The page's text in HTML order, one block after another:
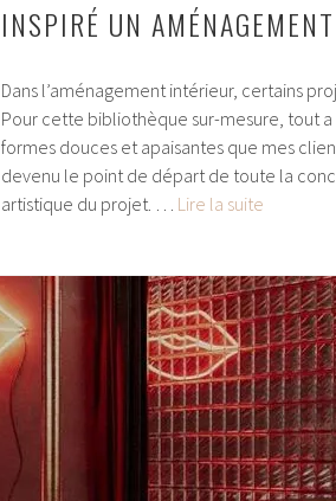
INSPIRÉ UN
Dans l’aménagement intérieur, certains
Pour cette bibliothèque sur-mesure, tout
formes douces et apaisantes que mes
devenu le point de départ de toute la
artistique du projet. … Lire la suite
:
un
détail
a
inspiré
un